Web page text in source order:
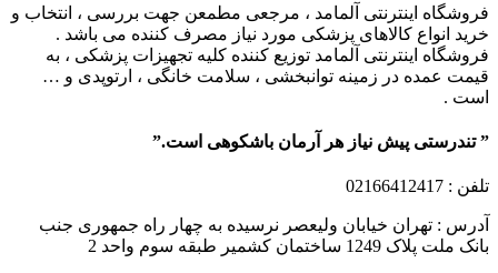
فروشگاه اینترنتی آلمامد ، مرجعی مطمعن جهت بررسی ، انتخاب و
خرید انواع کالاهای پزشکی مورد نیاز مصرف کننده می باشد .
فروشگاه اینترنتی آلمامد توزیع کننده کلیه تجهیزات پزشکی ، به
قیمت عمده در زمینه توانبخشی ، سلامت خانگی ، ارتوپدی و …
است .
” تندرستی پیش نیاز هر آرمان باشکوهی است.”
تلفن : 02166412417
آدرس : تهران خیابان ولیعصر نرسیده به چهار راه جمهوری جنب
بانک ملت پلاک 1249 ساختمان کشمیر طبقه سوم واحد 2